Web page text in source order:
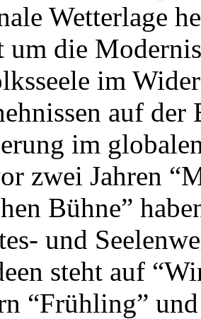
Wetterlage
um die
im
auf
im
zwei Jahren
Bühne”
und
steht auf
“Frühling”